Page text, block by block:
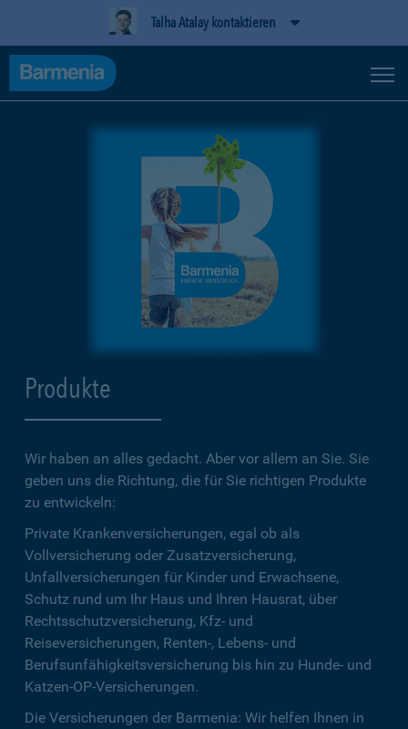
Talha Atalay kontaktieren
Produkte
Wir haben an alles gedacht. Aber vor allem an Sie. Sie
geben uns die Richtung, die für Sie richtigen Produkte
zu entwickeln:
Private Krankenversicherungen, egal ob als
Vollversicherung oder Zusatzversicherung,
Unfallversicherungen für Kinder und Erwachsene,
Schutz rund um Ihr Haus und Ihren Hausrat, über
Rechtsschutzversicherung, Kfz- und
Reiseversicherungen, Renten-, Lebens- und
Berufsunfähigkeitsversicherung bis hin zu Hunde- und
Katzen-OP-Versicherungen.
Die Versicherungen der Barmenia: Wir helfen Ihnen in